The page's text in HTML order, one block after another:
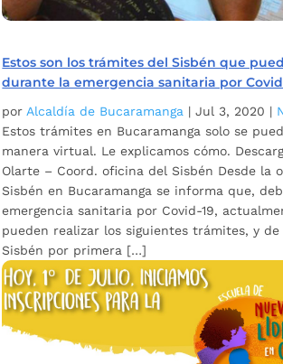
Estos son los trámites del Sisbén que
durante la emergencia sanitaria por
por Alcaldía de Bucaramanga |Jul 3, 2020 |
Estos trámites en Bucaramanga solo se
manera virtual. Le explicamos cómo.
Olarte – Coord. oficina del Sisbén Desde la
Sisbén en Bucaramanga se informa que,
emergencia sanitaria por Covid-19,
pueden realizar los siguientes trámites, y
Sisbén por primera […]